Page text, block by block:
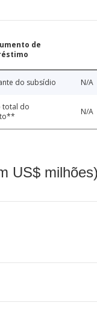
de
do subsídio N/A
total do
N/A
US$